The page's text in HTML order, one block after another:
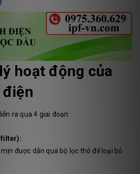
hoạt động của
ra qua 4 giai đoạn:
filter):
mịn được dẫn qua bộ lọc thô để loại bỏ